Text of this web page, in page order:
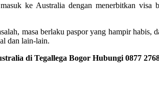
ke Australia dengan menerbitkan visa
masa berlaku paspor yang hampir habis,
dan lain-lain.
di Tegallega Bogor Hubungi 0877